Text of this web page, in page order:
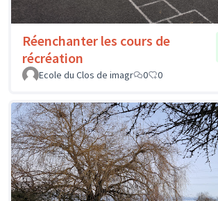
Réenchanter les cours de
récréation
Ecole du Clos de imagr
0 0